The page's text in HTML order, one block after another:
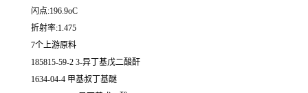
闪点:196.9oC
折射率:1.475
7个上游原料
185815-59-2 3-异丁基戊二酸酐
1634-04-4 甲基叔丁基醚